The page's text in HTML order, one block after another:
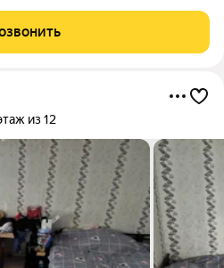
рядом с огромным парком
из 12